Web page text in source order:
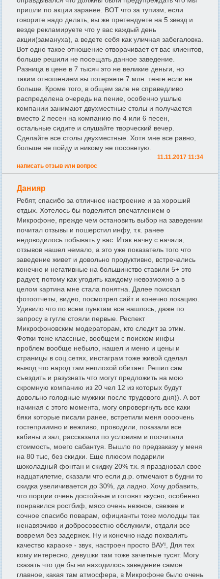
пришли по акции заранее. ВОТ что за тупизм, если
говорите надо делать, вы же претендуете на 5 звезд и
везде рекламируете что у вас каждый день
акции(замануха), а ведете себя как уличная забегаловка.
Вот одно такое отношение отворачивает от вас клиентов,
больше решили не посещать данное заведение.
Разница в цене в 7 тысяч это не великие деньги, но
таким отношением вы потеряете 7 млн. тенге если не
больше. Кроме того, в общем зале не справедливо
распределена очередь на пение, особенно ушлые
компании занимают двухместные столы и получается
вместо 2 песен на компанию по 4 или 6 песен,
остальные сидите и слушайте творческий вечер.
Сделайте все столы двухместные. Хотя мне все равно,
больше не пойду и никому не посоветую.
11.11.2017 11:34
написать отзыв или вопрос
Данияр
Ребят, спасибо за отличное настроение и за хороший
отдых. Хотелось бы поделится впечатлением о
Микрофоне, прежде чем остановить выбор на заведении
почитал отзывы и пошерстил инфу, т.к. ранее
недоводилось побывать у вас. Итак начну с начала,
отзывов нашел немало, а это уже показатель того что
заведение живет и довольно продуктивно, встречались
конечно и негативные на большинство ставили 5+ это
радует, потому как угодить каждому невозможно а в
целом картина мне стала понятна. Далее поискал
фотоотчеты, видео, посмотрел сайт и конечно локацию.
Удивило что по всем пунктам все нашлось, даже по
запросу в гугле стояли первые. Респект
Микрофоновским модераторам, кто следит за этим.
Фотки тоже классные, вообщем с поиском инфы
проблем вообще небыло, нашел и меню и цены и
страницы в соц.сетях, инстаграм тоже живой сделал
вывод что народ там неплохой обитает. Решил сам
съездить и разузнать что могут предложить на мою
скромную компанию из 20 чел 12 из которых будут
довольно голодные мужики после трудового дня)). А вот
начиная с этого момента, могу опровергнуть все каки
бяки которые писали ранее, встретили меня оооочень
гостеприимно и вежливо, проводили, показали все
кабины и зал, рассказали по условиям и посчитали
стоимость, моего сабантуя. Вышло по предзаказу у меня
на 80 тыс, без скидки. Еще плюсом подарили
шоколадный фонтан и скидку 20% т.к. я праздновал свое
надцатилетие, сказали что если д.р. отмечают в будни то
скидка увеличивается до 30%, да ладно. Хочу добавить,
что порции очень достойные и готовят вкусно, особенно
понравился ростбиф, мясо очень нежное, свежее и
сочное спасибо поварам, официанты тоже молодцы так
ненавязчиво и добросовестно обслужили, отдали все
вовремя без задержек. Ну и конечно надо похвалить
качество караоке - звук, настроен просто ВАУ!, Для тех
кому интересно, девушки там тоже зачетные тусят. Могу
сказать что где бы ни находилось заведение самое
главное, какая там атмосфера, в Микрофоне было очень